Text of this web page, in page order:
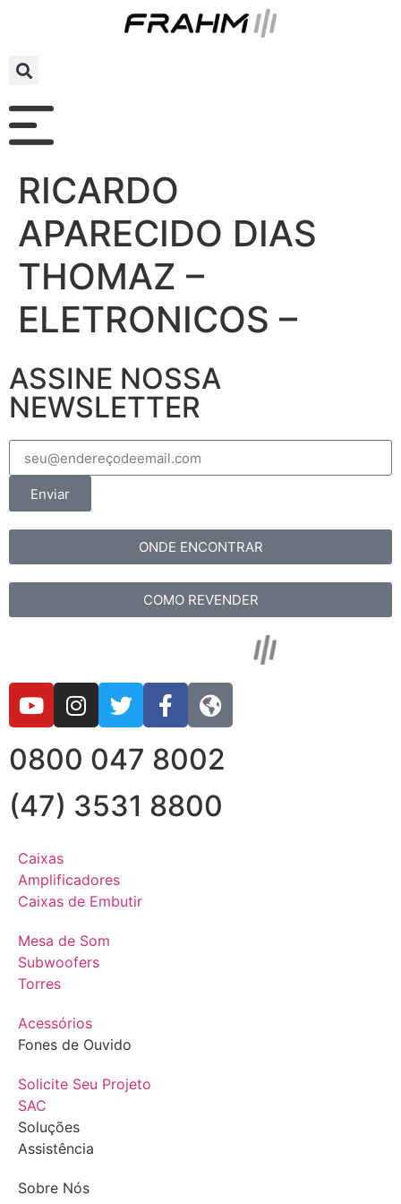
RICARDO
APARECIDO DIAS
THOMAZ –
ELETRONICOS –
ASSINE NOSSA
NEWSLETTER
Enviar
ONDE ENCONTRAR
COMO REVENDER
0800 047 8002
(47) 3531 8800
Caixas
Amplificadores
Caixas de Embutir
Mesa de Som
Subwoofers
Torres
Acessórios
Fones de Ouvido
Solicite Seu Projeto
SAC
Soluções
Assistência
Sobre Nós